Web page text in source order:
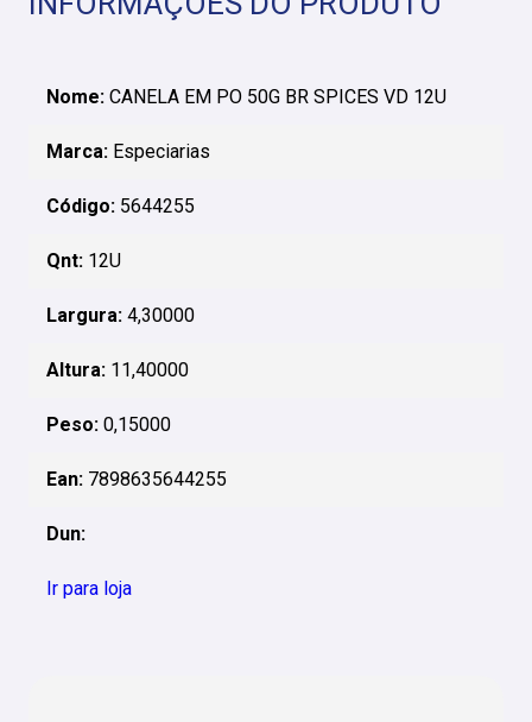
Nome: CANELA EM PO 50G BR SPICES VD 12U
Marca: Especiarias
Código: 5644255
Qnt: 12U
Largura: 4,30000
Altura: 11,40000
Peso: 0,15000
Ean: 7898635644255
Dun:
Ir para loja